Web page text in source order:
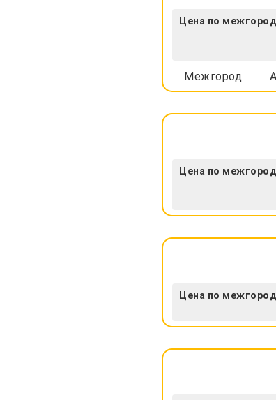
Цена по
Межгород
Цена по
Цена по